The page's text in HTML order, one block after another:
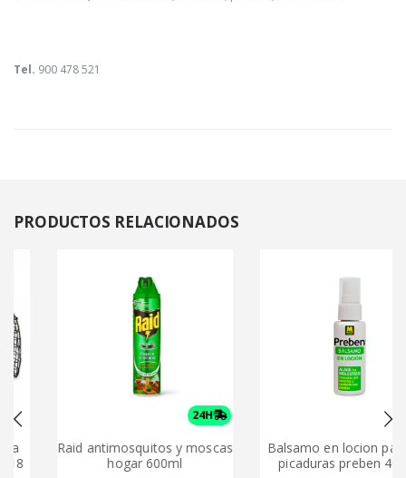
Tel. 900 478 521
PRODUCTOS RELACIONADOS
24H
Raid antimosquitos y moscas
hogar 600ml
Balsamo en locion para las
picaduras preben 40 ml